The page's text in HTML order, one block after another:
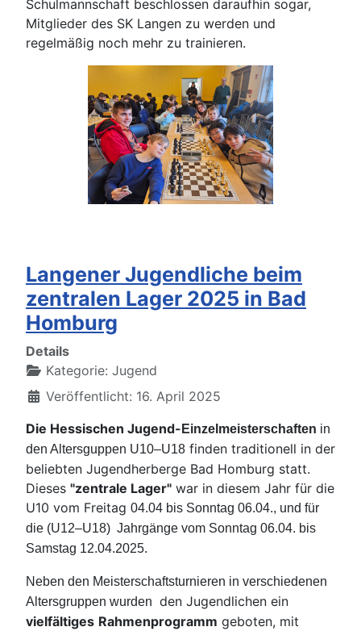
Schulmannschaft beschlossen daraufhin sogar,
Mitglieder des SK Langen zu werden und
regelmäßig noch mehr zu trainieren.
Langener Jugendliche beim
zentralen Lager 2025 in Bad
Homburg
Details
Kategorie: Jugend
Veröffentlicht: 16. April 2025
Die Hessischen Jugend- Einzelmeisterschaften in
den Altersguppen U10–U18 finden traditionell in der
beliebten Jugendherberge Bad Homburg statt.
Dieses "zentrale Lager" war in diesem Jahr für die
U10 vom Freitag 04.04 bis Sonntag 06.04., und für
die (U12–U18) Jahrgänge vom Sonntag 06.04. bis
Samstag 12.04.2025.
Neben den Meisterschaftsturnieren in verschiedenen
Altersgruppen wurden den Jugendlichen ein
vielfältiges Rahmenprogramm geboten, mit